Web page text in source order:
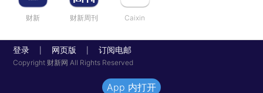
财新 财新周刊 Caixin
登录 网页版 订阅电邮
Copyright 财新网 All Rights Reserved
App 内打开